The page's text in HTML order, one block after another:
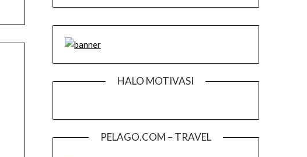
HALO MOTIVASI
PELAGO.COM – TRAVEL